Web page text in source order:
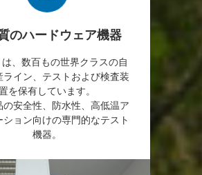
のハードウェア機器
、数百もの世界クラスの自
ライン、テストおよび検査装
を保有しています。
の安全性、防水性、高低温ア
ション向けの専門的なテスト
機器。